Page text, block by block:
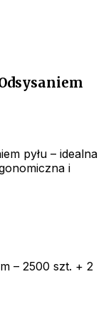
pyłu – idealna
i
– 2500 szt. + 2